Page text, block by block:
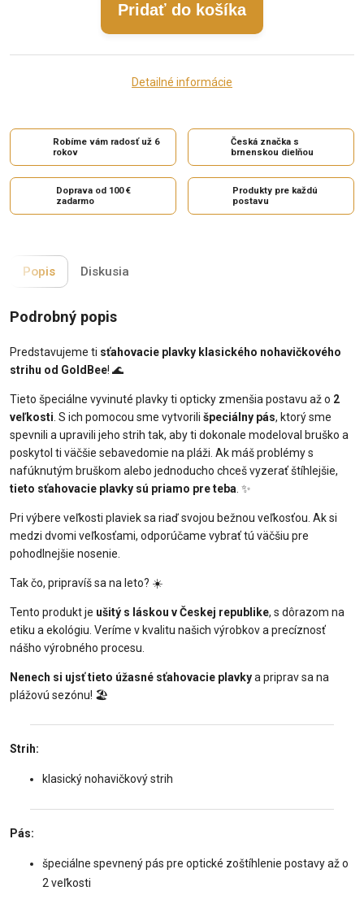
Pridať do košíka
Detailné informácie
Robíme vám radosť už 6
rokov
Česká značka s
brnenskou dielňou
Doprava od 100 €
zadarmo
Produkty pre každú
postavu
Popis Diskusia
Podrobný popis
Predstavujeme ti sťahovacie plavky klasického nohavičkového
strihu od GoldBee! 🌊
Tieto špeciálne vyvinuté plavky ti opticky zmenšia postavu až o 2
veľkosti . S ich pomocou sme vytvorili špeciálny pás, ktorý sme
spevnili a upravili jeho strih tak, aby ti dokonale modeloval bruško a
poskytol ti väčšie sebavedomie na pláži. Ak máš problémy s
nafúknutým bruškom alebo jednoducho chceš vyzerať štíhlejšie,
tieto sťahovacie plavky sú priamo pre teba . ✨
Pri výbere veľkosti plaviek sa riaď svojou bežnou veľkosťou. Ak si
medzi dvomi veľkosťami, odporúčame vybrať tú väčšiu pre
pohodlnejšie nosenie.
Tak čo, pripravíš sa na leto? ☀️
Tento produkt je ušitý s láskou v Českej republike, s dôrazom na
etiku a ekológiu. Veríme v kvalitu našich výrobkov a precíznosť
nášho výrobného procesu.
Nenech si ujsť tieto úžasné sťahovacie plavkya priprav sa na
plážovú sezónu! 🏖️
Strih:
klasický nohavičkový strih
Pás:
špeciálne spevnený pás pre optické zoštíhlenie postavy až o
2 veľkosti